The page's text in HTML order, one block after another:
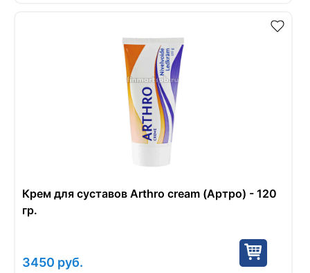
Крем для суставов Arthro cream (Артро) - 120
гр.
3450 руб.